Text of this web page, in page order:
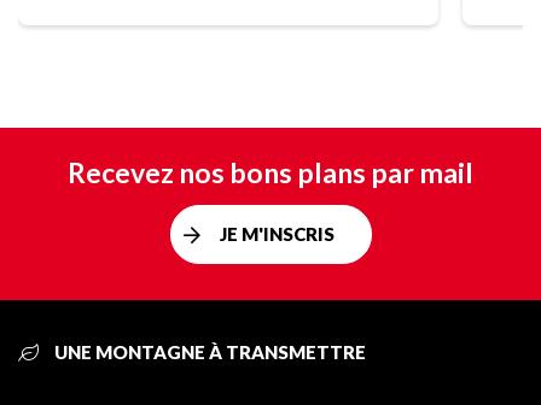
Recevez nos bons plans par mail
JE M'INSCRIS
UNE MONTAGNE À TRANSMETTRE